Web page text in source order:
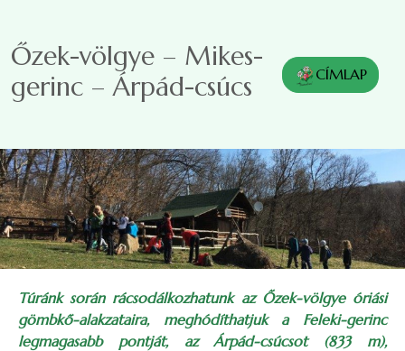
Őzek-völgye – Mikes-
gerinc – Árpád-csúcs
CÍMLAP
Túránk során rácsodálkozhatunk az Őzek-völgye óriási
gömbkő-alakzataira, meghódíthatjuk a Feleki-gerinc
legmagasabb pontját, az Árpád-csúcsot (833 m),